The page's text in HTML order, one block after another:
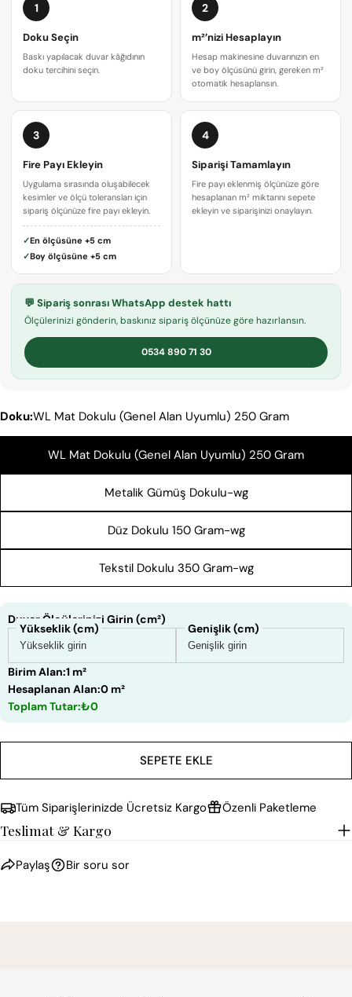
1
Doku Seçin
Baskı yapılacak duvar kâğıdının
doku tercihini seçin.
2
m²’nizi Hesaplayın
Hesap makinesine duvarınızın en
ve boy ölçüsünü girin, gereken m²
otomatik hesaplansın.
3
Fire Payı Ekleyin
Uygulama sırasında oluşabilecek
kesimler ve ölçü toleransları için
sipariş ölçünüze fire payı ekleyin.
✓En ölçüsüne +5 cm
✓Boy ölçüsüne +5 cm
4
Siparişi Tamamlayın
Fire payı eklenmiş ölçünüze göre
hesaplanan m² miktarını sepete
ekleyin ve siparişinizi onaylayın.
💬 Sipariş sonrası WhatsApp destek hattı
Ölçülerinizi gönderin, baskınız sipariş ölçünüze göre hazırlansın.
0534 890 71 30
Doku:WL Mat Dokulu (Genel Alan Uyumlu) 250 Gram
WL Mat Dokulu (Genel Alan Uyumlu) 250 Gram
Metalik Gümüş Dokulu-wg
Düz Dokulu 150 Gram-wg
Tekstil Dokulu 350 Gram-wg
Duvar Ölçülerinizi Girin (cm²)
Yükseklik (cm) Genişlik (cm)
Birim Alan:1 m²
Hesaplanan Alan:0 m²
Toplam Tutar:₺0
SEPETE EKLE
Tüm Siparişlerinizde Ücretsiz Kargo Özenli Paketleme
Teslimat & Kargo
Paylaş
Bu ürünü paylaş
Paylaş
Facebook'ta
Pinterest'teki
Bir soru sor
Bir soru sor
Adınız
E-
posta
adresiniz
Telefonunuz
Mesajın